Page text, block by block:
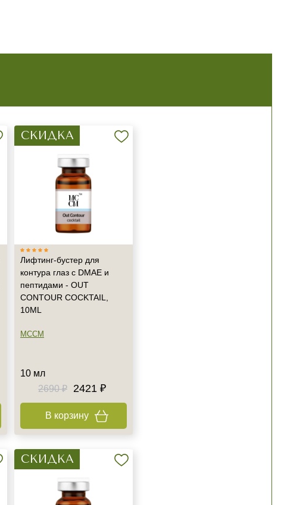
СКИДКА
Лифтинг-бустер для
контура глаз с DMAE и
пептидами - OUT
CONTOUR COCKTAIL,
10ML
MCCM
10 мл
2690 ₽
2421 ₽
В корзину
СКИДКА